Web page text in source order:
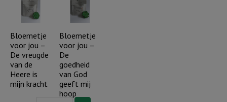
Je
bent
een
koningskind
aantal
Je
bent
een
parel..
aantal
Bloemetje
voor jou –
De vreugde
van de
Heere is
mijn kracht
Bloemetje
voor jou –
De
goedheid
van God
geeft mij
hoop